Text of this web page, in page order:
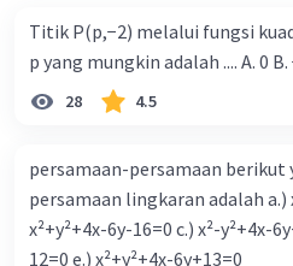
Titik P(p,−2) melalui fungsi
p yang mungkin adalah .... A. 0 B.
28 4.5
persamaan-persamaan berikut
persamaan lingkaran adalah a.) x²+y²+4x-6y-12=0 b.)
x²+y²+4x-6y-16=0 c.) x²-y²+4x-
12=0 e.) x²+y²+4x-6y+13=0